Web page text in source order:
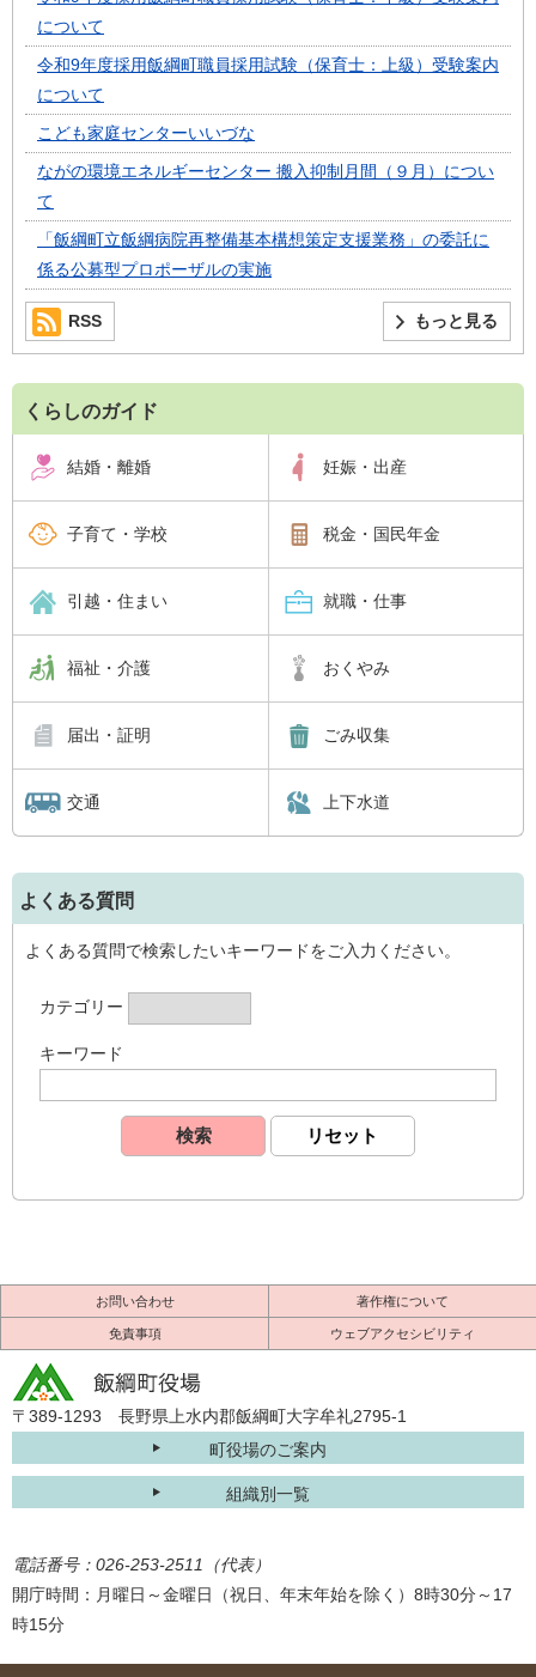
について
令和9年度採用飯綱町職員採用試験（保育士：上級）受験案内
について
こども家庭センターいいづな
ながの環境エネルギーセンター 搬入抑制月間（９月）につい
て
「飯綱町立飯綱病院再整備基本構想策定支援業務」の委託に
係る公募型プロポーザルの実施
もっと見る
RSS
くらしのガイド
結婚・離婚 妊娠・出産
子育て・学校 税金・国民年金
引越・住まい 就職・仕事
福祉・介護 おくやみ
届出・証明 ごみ収集
交通 上下水道
よくある質問
よくある質問で検索したいキーワードをご入力ください。
カテゴリー
キーワード
お問い合わせ 著作権について
免責事項 ウェブアクセシビリティ
〒389-1293 長野県上水内郡飯綱町大字牟礼2795-1
町役場のご案内
組織別一覧
電話番号：026-253-2511（代表）
開庁時間：月曜日～金曜日（祝日、年末年始を除く）8時30分～17
時15分